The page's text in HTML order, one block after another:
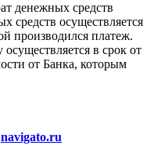
денежных средств
средств осуществляется
производился платеж.
в срок от
от Банка, которым
navigato.ru